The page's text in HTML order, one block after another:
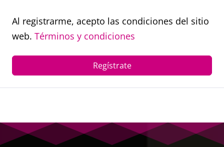
Al registrarme, acepto las condiciones del sitio
web. Términos y condiciones
Regístrate